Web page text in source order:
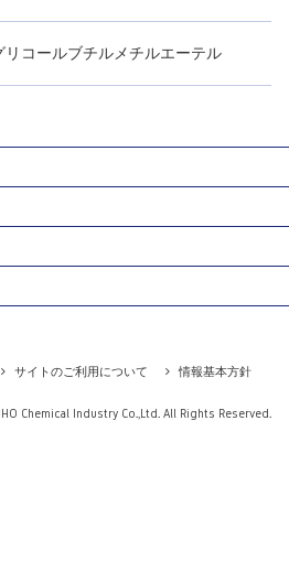
リコールブチルメチルエーテル
サイトのご利用について
情報基本方針
Chemical Industry Co.,Ltd. All Rights Reserved.